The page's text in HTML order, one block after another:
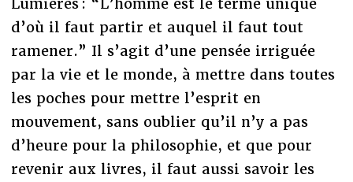
d’où il faut partir et auquel il faut tout
ramener.” Il s’agit d’une pensée irriguée
par la vie et le monde, à mettre dans toutes
les poches pour mettre l’esprit en
mouvement, sans oublier qu’il n’y a pas
d’heure pour la philosophie, et que pour
revenir aux livres, il faut aussi savoir les